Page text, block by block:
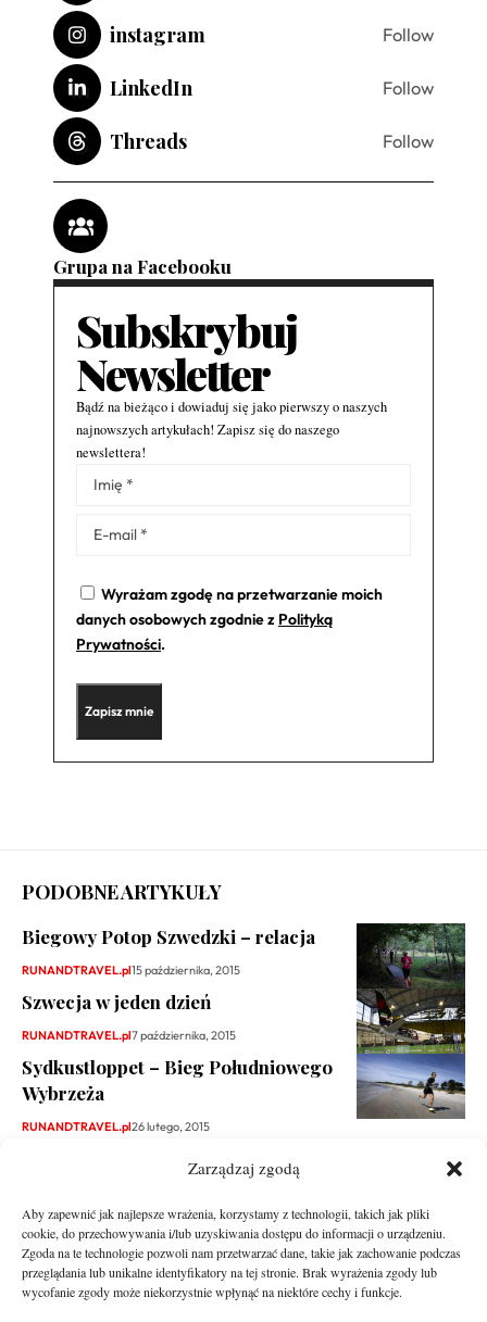
Zarządzaj zgodą
Aby zapewnić jak najlepsze wrażenia, korzystamy z technologii, takich jak pliki
cookie, do przechowywania i/lub uzyskiwania dostępu do informacji o urządzeniu.
Zgoda na te technologie pozwoli nam przetwarzać dane, takie jak zachowanie podczas
przeglądania lub unikalne identyfikatory na tej stronie. Brak wyrażenia zgody lub
wycofanie zgody może niekorzystnie wpłynąć na niektóre cechy i funkcje.
instagram Follow
LinkedIn Follow
Threads Follow
Grupa na Facebooku
Subskrybuj
Newsletter
Bądź na bieżąco i dowiaduj się jako pierwszy o naszych
najnowszych artykułach! Zapisz się do naszego
newslettera!
Wyrażam zgodę na przetwarzanie moich
danych osobowych zgodnie z Polityką
Prywatności.
Alternative:
PODOBNE ARTYKUŁY
Biegowy Potop Szwedzki – relacja
RUNANDTRAVEL.pl15 października, 2015
Szwecja w jeden dzień
RUNANDTRAVEL.pl7 października, 2015
Sydkustloppet – Bieg Południowego
Wybrzeża
RUNANDTRAVEL.pl26 lutego, 2015